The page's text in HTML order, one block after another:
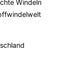
Windeln